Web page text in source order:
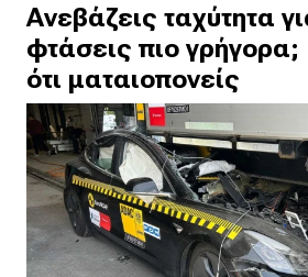
Ανεβάζεις ταχύτητα
φτάσεις πιο γρήγορα;
ότι ματαιοπονείς